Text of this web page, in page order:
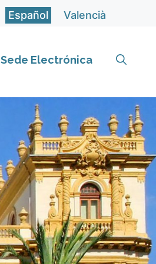
Español Valencià
Sede Electrónica